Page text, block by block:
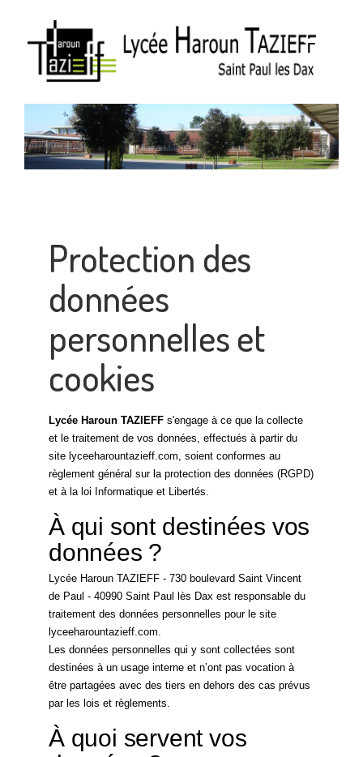
Protection des
données
personnelles et
cookies
Lycée Haroun TAZIEFF s'engage à ce que la collecte
et le traitement de vos données, effectués à partir du
site lyceeharountazieff.com, soient conformes au
règlement général sur la protection des données (RGPD)
et à la loi Informatique et Libertés.
À qui sont destinées vos
données ?
Lycée Haroun TAZIEFF - 730 boulevard Saint Vincent
de Paul - 40990 Saint Paul lès Dax est responsable du
traitement des données personnelles pour le site
lyceeharountazieff.com.
Les données personnelles qui y sont collectées sont
destinées à un usage interne et n’ont pas vocation à
être partagées avec des tiers en dehors des cas prévus
par les lois et règlements.
À quoi servent vos